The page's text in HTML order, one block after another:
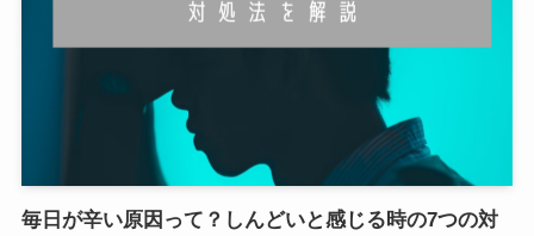
毎日が辛い原因って？しんどいと感じる時の7つの対